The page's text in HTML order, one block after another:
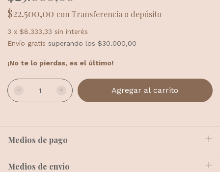
$22.500,00 con Transferencia o depósito
3 x $8.333,33 sin interés
Envío gratis superando los $30.000,00
¡No te lo pierdas, es el último!
Medios de pago
Medios de envío